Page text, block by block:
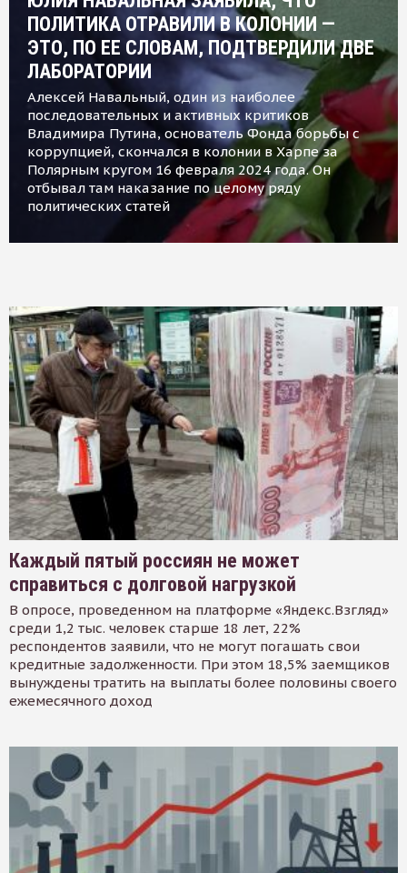
ПОЛИТИКА ОТРАВИЛИ В КОЛОНИИ —
ЭТО, ПО ЕЕ СЛОВАМ, ПОДТВЕРДИЛИ ДВЕ
ЛАБОРАТОРИИ
Алексей Навальный, один из наиболее
последовательных и активных критиков
Владимира Путина, основатель Фонда борьбы с
коррупцией, скончался в колонии в Харпе за
Полярным кругом 16 февраля 2024 года. Он
отбывал там наказание по целому ряду
политических статей
Каждый пятый россиян не может
справиться с долговой нагрузкой
В опросе, проведенном на платформе «Яндекс.Взгляд»
среди 1,2 тыс. человек старше 18 лет, 22%
респондентов заявили, что не могут погашать свои
кредитные задолженности. При этом 18,5% заемщиков
вынуждены тратить на выплаты более половины своего
ежемесячного доход